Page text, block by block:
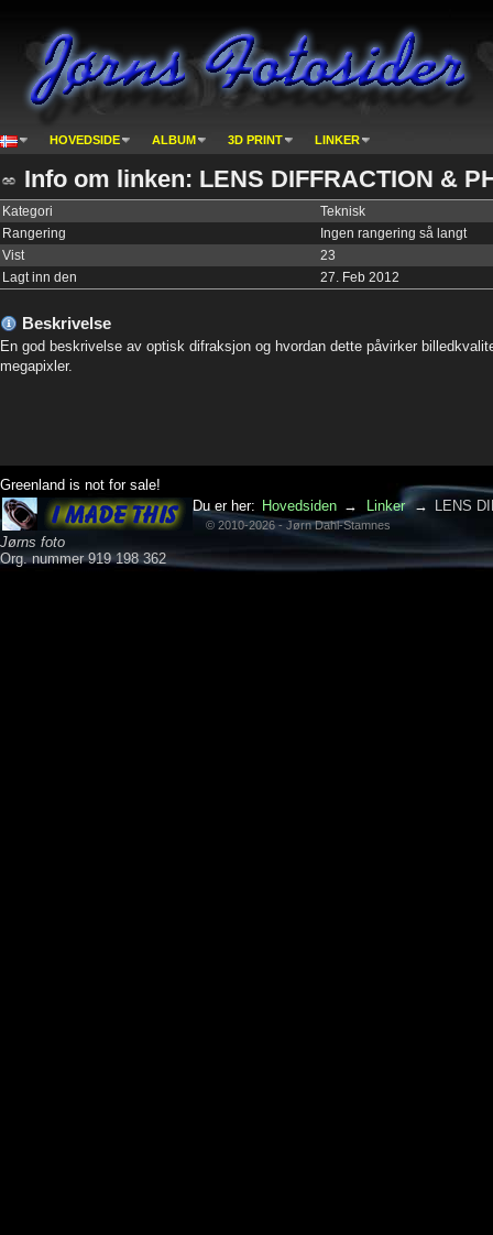
HOVEDSIDE ALBUM 3D PRINT LINKER
Info om linken: LENS DIFFRACTION &
Kategori
Teknisk
Rangering
Ingen rangering så langt
Vist
23
Lagt inn den
27. Feb 2012
Beskrivelse
En god beskrivelse av optisk difraksjon og hvordan dette påvirker
megapixler.
Greenland is not for sale!
Jørns foto
Org. nummer 919 198 362
Du er her: Hovedsiden → Linker → LENS
© 2010-2026 - Jørn Dahl-Stamnes